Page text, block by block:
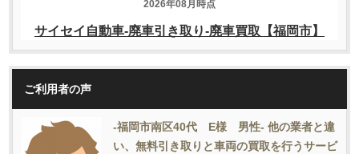
ご利用者の声
-福岡市南区40代 E様 男性- 他の業者と違
い、無料引き取りと車両の買取を行うサービ